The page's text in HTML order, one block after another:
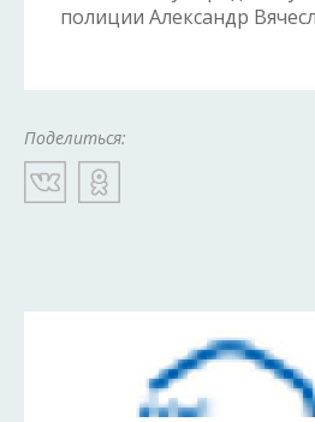
полиции Александр
Поделиться: